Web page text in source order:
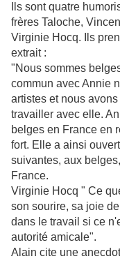
Ils sont quatre
frères Taloche,
Virginie Hocq. Ils
extrait :
"Nous sommes
commun avec Annie
artistes et nous
travailler avec elle.
belges en France en
fort. Elle a ainsi
suivantes, aux
France.
Virginie Hocq " Ce
son sourire, sa joie
dans le travail si ce
autorité amicale".
Alain cite une